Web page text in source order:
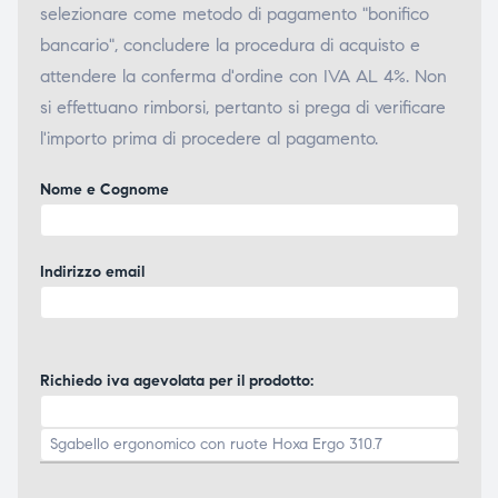
selezionare come metodo di pagamento "bonifico
bancario", concludere la procedura di acquisto e
attendere la conferma d'ordine con IVA AL 4%. Non
si effettuano rimborsi, pertanto si prega di verificare
l'importo prima di procedere al pagamento.
Nome e Cognome
Indirizzo email
Richiedo iva agevolata per il prodotto: